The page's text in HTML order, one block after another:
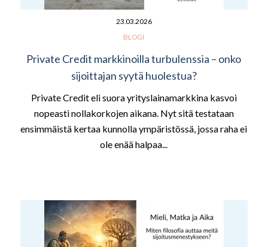
23.03.2026
BLOGI
Private Credit markkinoilla turbulenssia – onko
sijoittajan syytä huolestua?
Private Credit eli suora yrityslainamarkkina kasvoi
nopeasti nollakorkojen aikana. Nyt sitä testataan
ensimmäistä kertaa kunnolla ympäristössä, jossa raha ei
ole enää halpaa...